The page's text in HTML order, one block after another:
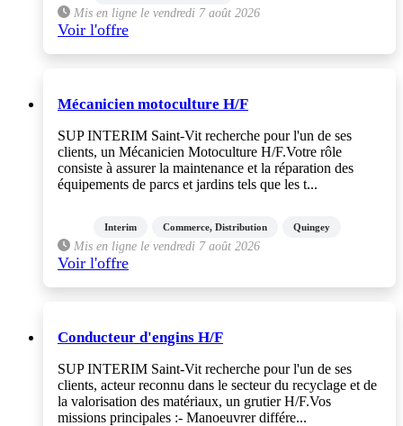
Mis en ligne le vendredi 7 août 2026
Voir l'offre
Mécanicien motoculture H/F
SUP INTERIM Saint-Vit recherche pour l'un de ses
clients, un Mécanicien Motoculture H/F.Votre rôle
consiste à assurer la maintenance et la réparation des
équipements de parcs et jardins tels que les t...
Interim Commerce, Distribution Quingey
Mis en ligne le vendredi 7 août 2026
Voir l'offre
Conducteur d'engins H/F
SUP INTERIM Saint-Vit recherche pour l'un de ses
clients, acteur reconnu dans le secteur du recyclage et de
la valorisation des matériaux, un grutier H/F.Vos
missions principales :- Manoeuvrer différe...